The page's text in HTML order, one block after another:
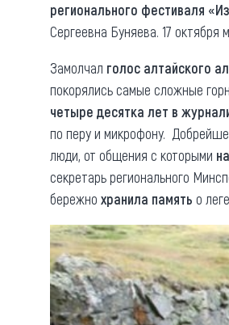
регионального фестиваля
Сергеевна Буняева. 17
Замолчал голос алтайского
покорялись самые сложные
четыре десятка лет в
по перу и микрофону.
люди, от общения с которыми
секретарь регионального
бережно хранила память о